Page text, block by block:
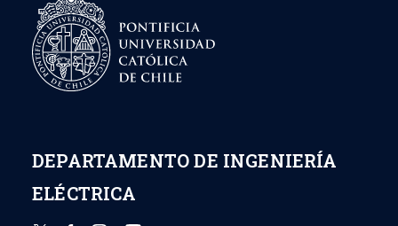
DEPARTAMENTO DE INGENIERÍA
ELÉCTRICA